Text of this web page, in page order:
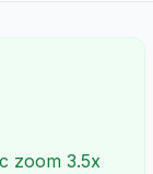
zoom 3.5x